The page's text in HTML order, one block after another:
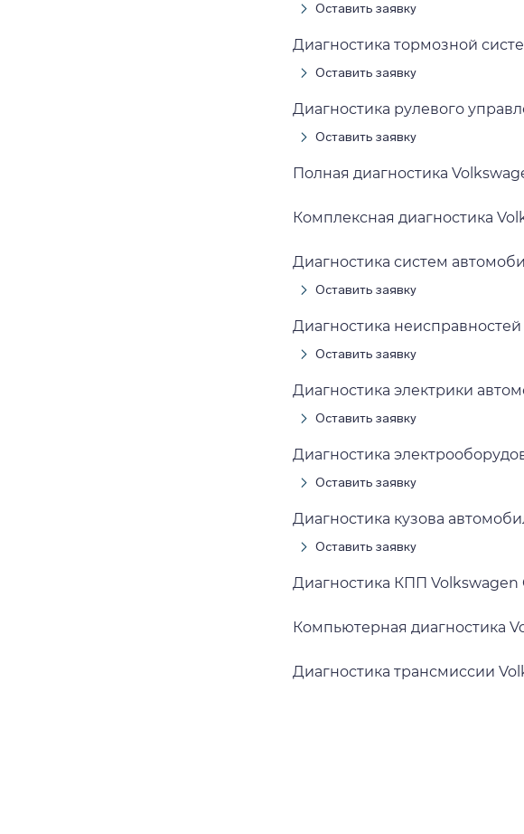
Оставить заявку
Диагностика тормозной
Оставить заявку
Диагностика рулевого
Оставить заявку
Полная диагностика
Комплексная диагностика
Диагностика систем
Оставить заявку
Диагностика
Оставить заявку
Диагностика электрики
Оставить заявку
Диагностика
Оставить заявку
Диагностика кузова
Оставить заявку
Диагностика КПП Volkswagen
Компьютерная диагностика
Диагностика трансмиссии